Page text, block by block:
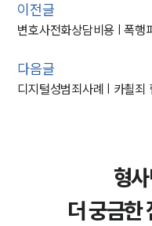
이전글
다음글
형
더 궁금한